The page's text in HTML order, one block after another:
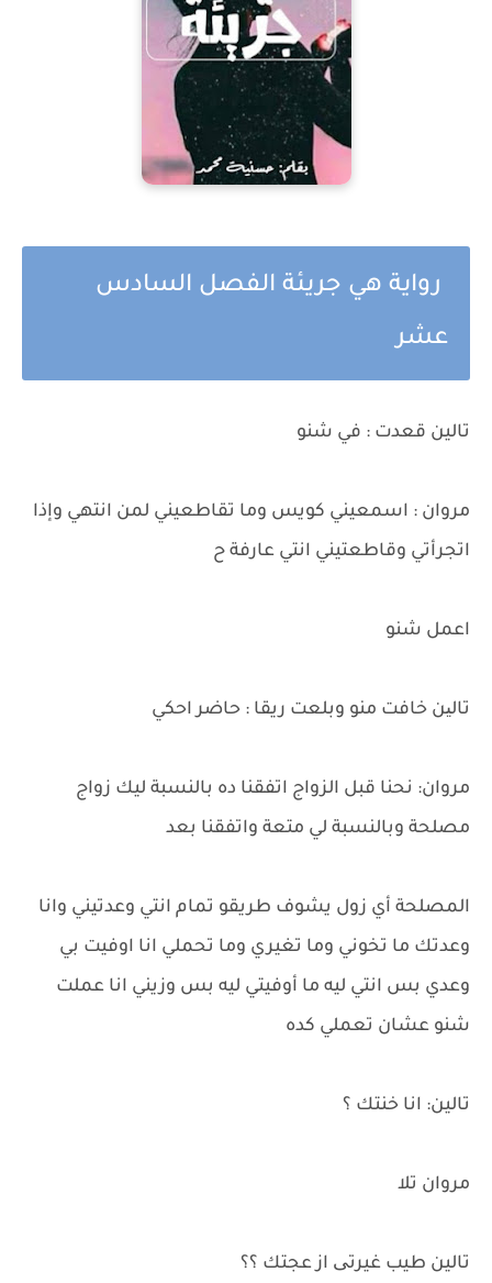
رواية هي جريئة الفصل السادس
عشر
تالين قعدت : في شنو
مروان : اسمعيني كويس وما تقاطعيني لمن انتهي وإذا
اتجرأتي وقاطعتيني انتي عارفة ح
اعمل شنو
تالین خافت منو وبلعت ريقا : حاضر احكي
مروان: نحنا قبل الزواج اتفقنا ده بالنسبة ليك زواج
مصلحة وبالنسبة لي متعة واتفقنا بعد
المصلحة أي زول يشوف طريقو تمام انتي وعدتيني وانا
وعدتك ما تخوني وما تغيري وما تحملي انا اوفيت بي
وعدي بس انتي ليه ما أوفيتي ليه بس وزيني انا عملت
شنو عشان تعملي كده
تالين: انا خنتك ؟
مروان تلا
تالين طيب غيرتی از عجتك ؟؟